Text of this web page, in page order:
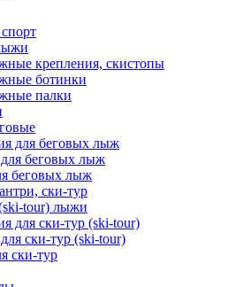
крепления, скистопы
ботинки
палки
для беговых лыж
беговых лыж
беговых лыж
ски-тур
tour) лыжи
для ски-тур (ski-tour)
ски-тур (ski-tour)
ски-тур